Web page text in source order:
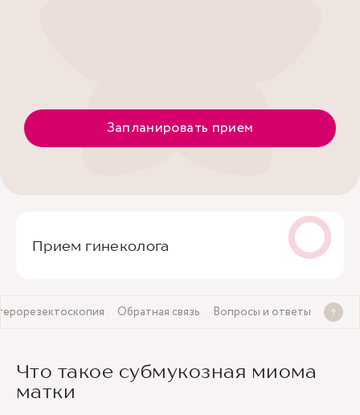
Запланировать прием
Прием гинеколога
Обратная связь Вопросы и ответы
Что такое субмукозная миома
матки